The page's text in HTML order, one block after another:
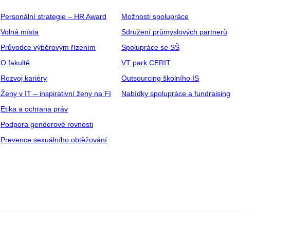
Personální strategie – HR Award
Volná místa
Průvodce výběrovým řízením
O fakultě
Rozvoj kariéry
Ženy v IT – inspirativní ženy na FI
Etika a ochrana práv
Podpora genderové rovnosti
Prevence sexuálního obtěžování
Možnosti spolupráce
Sdružení průmyslových partnerů
Spolupráce se SŠ
VT park CERIT
Outsourcing školního IS
Nabídky spolupráce a fundraising